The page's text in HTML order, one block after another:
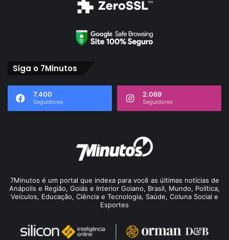
Siga o 7Minutos
7.400
Seguidores
2.069
Seguidores
7Minutos é um portal que indexa para você as últimas notícias de
Anápolis e Região, Goiás e Interior Goiano, Brasil, Mundo, Política,
Veículos, Educação, Ciência e Tecnologia, Saúde, Coluna Social e
Esportes